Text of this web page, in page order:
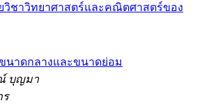
วิชาวิทยาศาสตร์และคณิตศาสตร์ของ
นาดกลางและขนาดย่อม
บุญมา
ร